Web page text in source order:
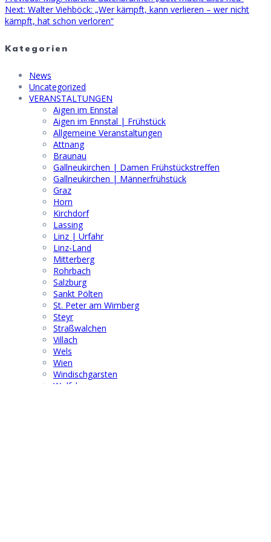
Beitragsnavigation
post:
Next: Next
post:
Walter Viehböck: „Wer kämpft, kann verlieren – wer nicht
kämpft, hat schon verloren“
Kategorien
News
Uncategorized
VERANSTALTUNGEN
Aigen im Ennstal
Aigen im Ennstal | Frühstück
Allgemeine Veranstaltungen
Attnang
Braunau
Gallneukirchen | Damen Frühstückstreffen
Gallneukirchen | Männerfrühstück
Graz
Horn
Kirchdorf
Lassing
Linz | Urfahr
Linz-Land
Mitterberg
Rohrbach
Salzburg
Sankt Pölten
St. Peter am Wimberg
Steyr
Straßwalchen
Villach
Wels
Wien
Windischgarsten
Wolfsberg